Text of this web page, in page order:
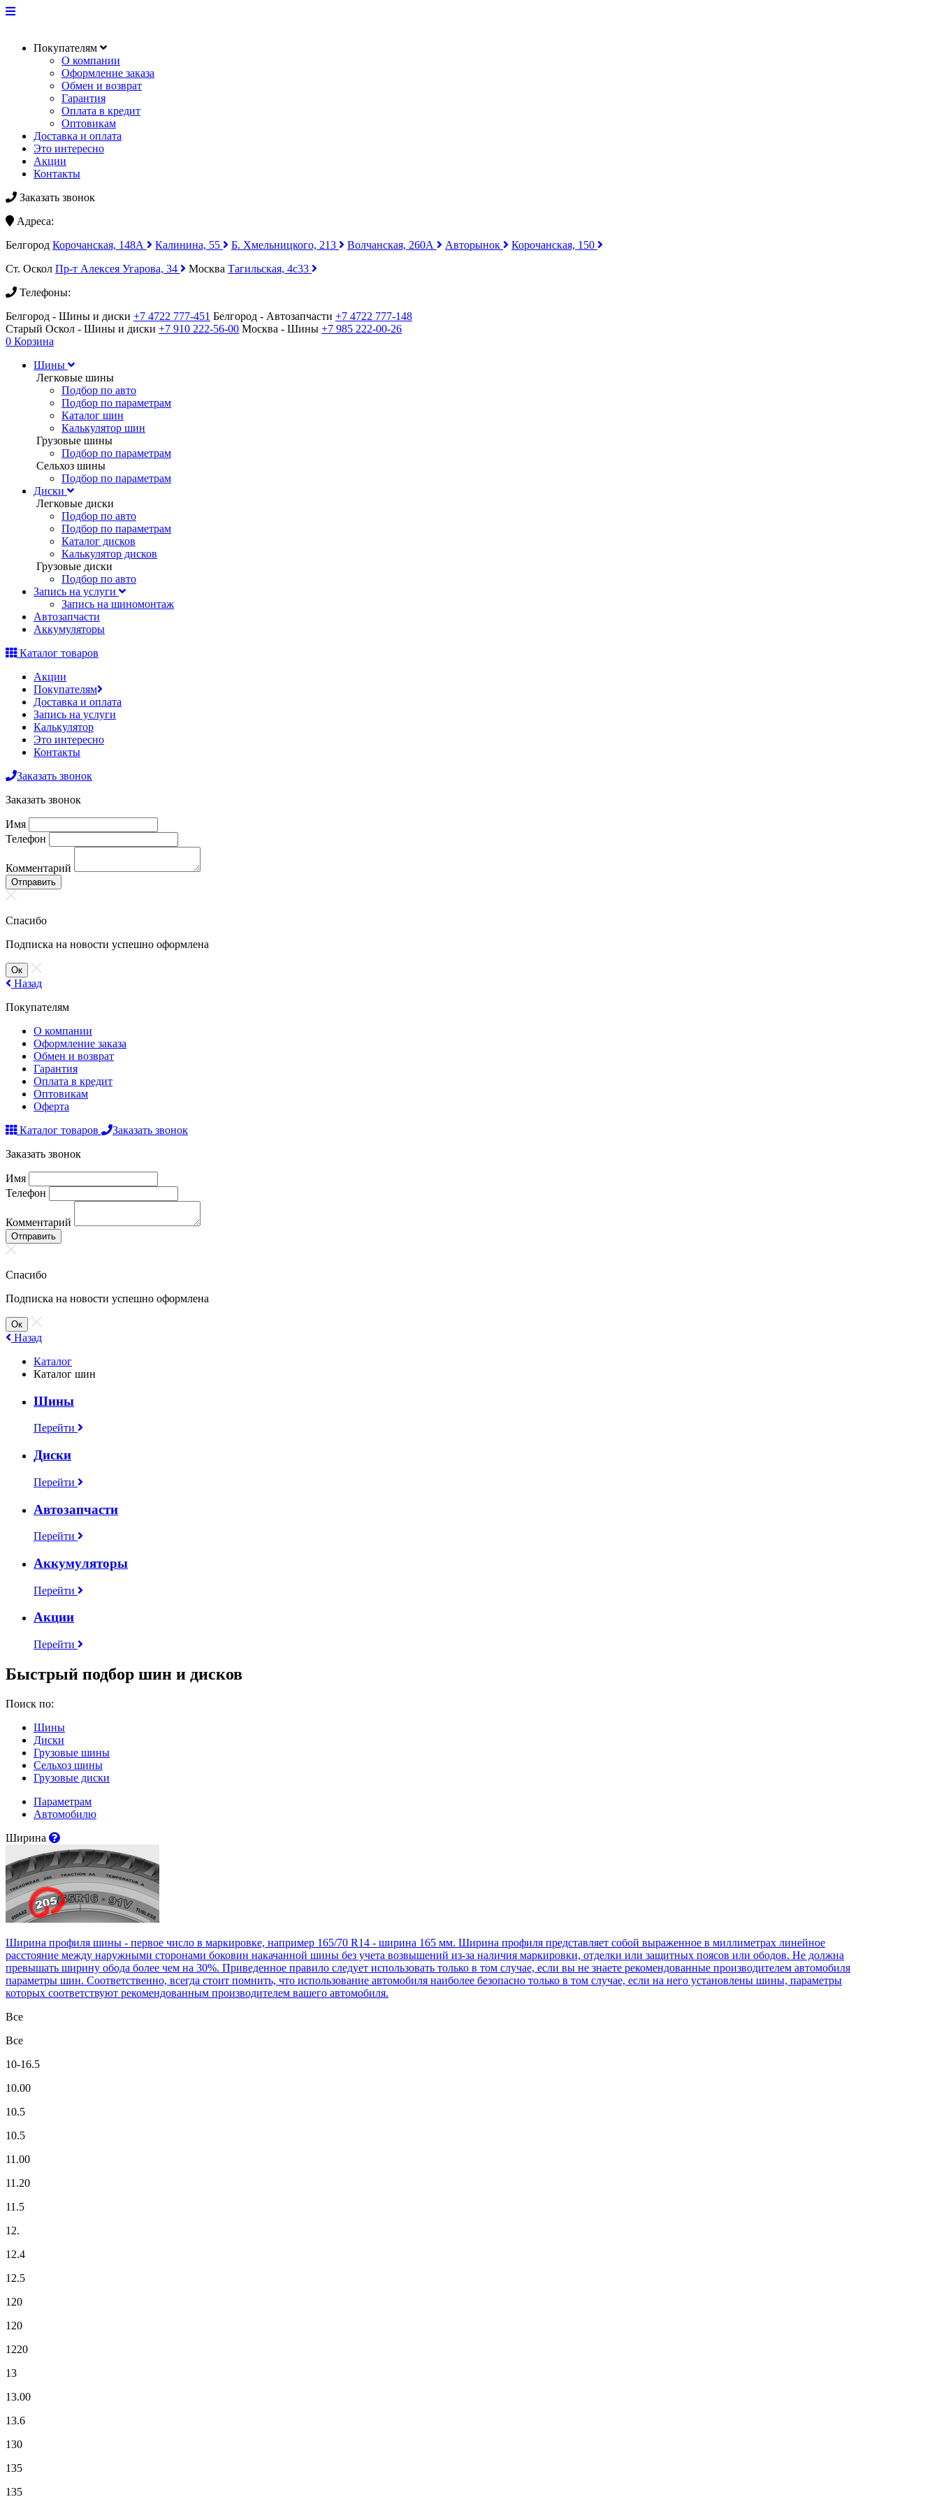
Покупателям
О компании
Оформление заказа
Обмен и возврат
Гарантия
Оплата в кредит
Оптовикам
Доставка и оплата
Это интересно
Акции
Контакты
Заказать звонок
Адреса:
Белгород Корочанская, 148А Калинина, 55 Б. Хмельницкого, 213 Волчанская, 260А Авторынок
Корочанская, 150
Ст. Оскол Пр-т Алексея Угарова, 34 Москва Тагильская, 4с33
Телефоны:
Белгород - Шины и диски +7 4722 777-451 Белгород - Автозапчасти +7 4722 777-148
Старый Оскол - Шины и диски +7 910 222-56-00 Москва - Шины +7 985 222-00-26
0 Корзина
Шины
Легковые шины
Подбор по авто
Подбор по параметрам
Каталог шин
Калькулятор шин
Грузовые шины
Подбор по параметрам
Сельхоз шины
Подбор по параметрам
Диски
Легковые диски
Подбор по авто
Подбор по параметрам
Каталог дисков
Калькулятор дисков
Грузовые диски
Подбор по авто
Запись на услуги
Запись на шиномонтаж
Автозапчасти
Аккумуляторы
Каталог товаров
Акции
Покупателям
Доставка и оплата
Запись на услуги
Калькулятор
Это интересно
Контакты
Заказать звонок
Заказать звонок
Имя
Телефон
Комментарий
Отправить
Спасибо
Подписка на новости успешно оформлена
Ок
Назад
Покупателям
О компании
Оформление заказа
Обмен и возврат
Гарантия
Оплата в кредит
Оптовикам
Оферта
Каталог товаров
Заказать звонок
Заказать звонок
Имя
Телефон
Комментарий
Отправить
Спасибо
Подписка на новости успешно оформлена
Ок
Назад
Каталог
Каталог шин
Шины
Перейти
Диски
Перейти
Автозапчасти
Перейти
Аккумуляторы
Перейти
Акции
Перейти
Быстрый подбор шин и дисков
Поиск по:
Шины
Диски
Грузовые шины
Сельхоз шины
Грузовые диски
Параметрам
Автомобилю
Ширина
Ширина профиля шины - первое число в маркировке, например 165/70 R14 - ширина 165 мм. Ширина профиля представляет собой выраженное в миллиметрах линейное
расстояние между наружными сторонами боковин накачанной шины без учета возвышений из-за наличия маркировки, отделки или защитных поясов или ободов. Не должна
превышать ширину обода более чем на 30%. Приведенное правило следует использовать только в том случае, если вы не знаете рекомендованные производителем автомобиля
параметры шин. Соответственно, всегда стоит помнить, что использование автомобиля наиболее безопасно только в том случае, если на него установлены шины, параметры
которых соответствуют рекомендованным производителем вашего автомобиля.
Все
Все
10-16.5
10.00
10.5
10.5
11.00
11.20
11.5
12.
12.4
12.5
120
120
1220
13
13.00
13.6
130
135
135